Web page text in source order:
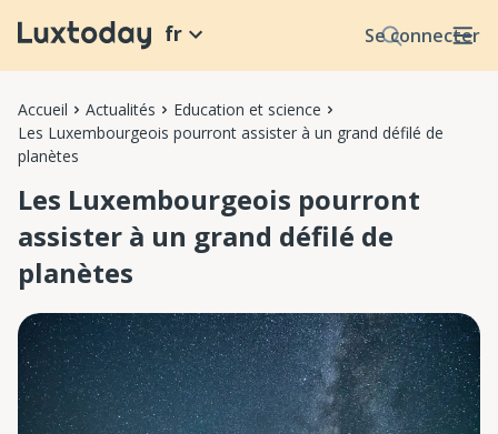
Se connecter
fr
Accueil Actualités
Education et science
Les Luxembourgeois pourront assister à un grand défilé de
planètes
Les Luxembourgeois pourront
assister à un grand défilé de
planètes